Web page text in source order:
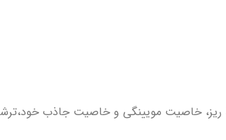
خاصیت مویینگی و خاصیت جاذب